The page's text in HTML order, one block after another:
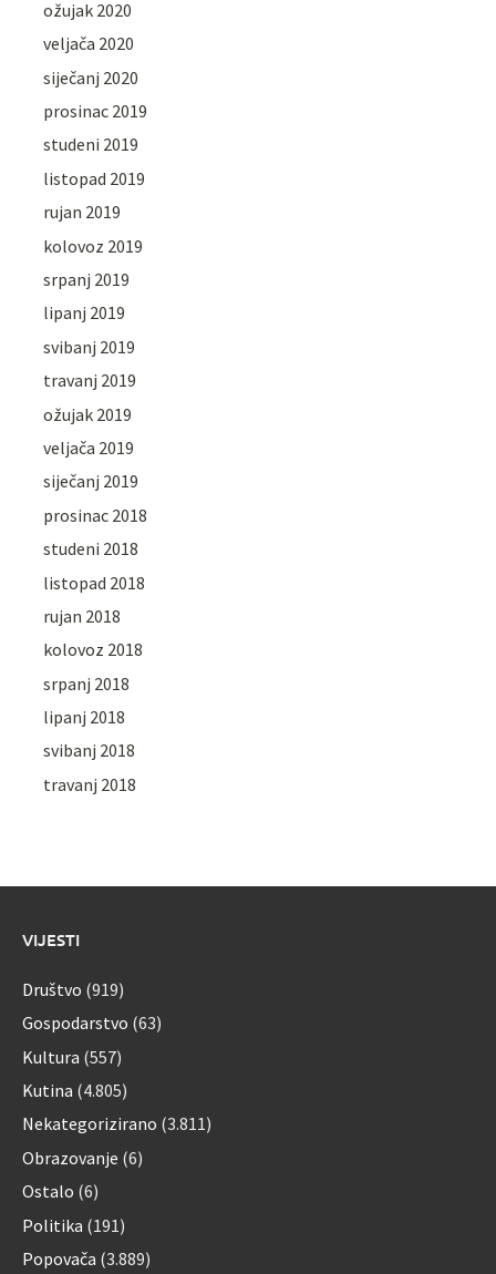
ožujak 2020
veljača 2020
siječanj 2020
prosinac 2019
studeni 2019
listopad 2019
rujan 2019
kolovoz 2019
srpanj 2019
lipanj 2019
svibanj 2019
travanj 2019
ožujak 2019
veljača 2019
siječanj 2019
prosinac 2018
studeni 2018
listopad 2018
rujan 2018
kolovoz 2018
srpanj 2018
lipanj 2018
svibanj 2018
travanj 2018
VIJESTI
Društvo (919)
Gospodarstvo (63)
Kultura (557)
Kutina (4.805)
Nekategorizirano (3.811)
Obrazovanje (6)
Ostalo (6)
Politika (191)
Popovača (3.889)